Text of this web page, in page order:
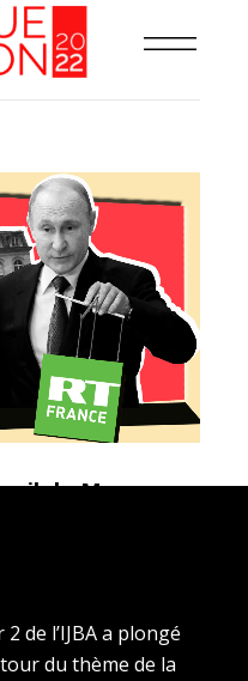
œil de Moscou
de l’IJBA a plongé
du thème de la